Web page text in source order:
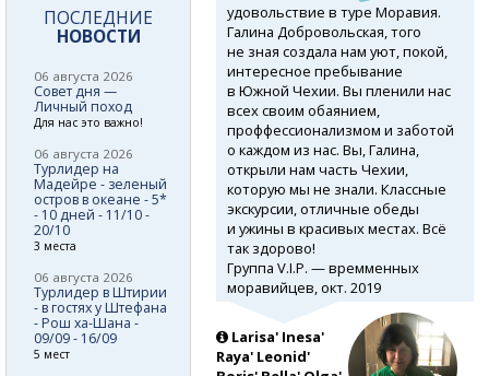
удовольствие в туре Моравия.
Галина Добровольская, того
не зная создала нам уют, покой,
интересное пребывание
в Южной Чехии. Вы пленили нас
всех своим обаянием,
проффессионализмом и заботой
о каждом из нас. Вы, Галина,
открыли нам часть Чехии,
которую мы не знали. Классные
экскурсии, отличные обеды
и ужины в красивых местах. Всё
так здорово!
Группа V.I.P. — времменных
моравийцев, окт. 2019
Larisa' Inesa'
Raya' Leonid'
ПОСЛЕДНИЕ
НОВОСТИ
06 августа 2026
Совет дня —
Личный поход
Для нас это важно!
06 августа 2026
Турлидер на
Мадейре - зеленый
остров в океане - 5*
- 10 дней - 11/10 -
20/10
3 места
06 августа 2026
Турлидер в Штирии
- в гостях у Штефана
- Рош ха-Шана -
09/09 - 16/09
5 мест